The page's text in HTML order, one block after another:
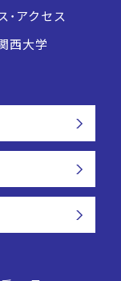
・アクセス
西大学